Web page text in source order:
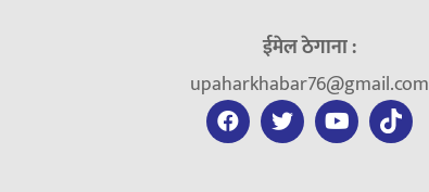
ईमेल ठेगाना :
upaharkhabar76@gmail.com